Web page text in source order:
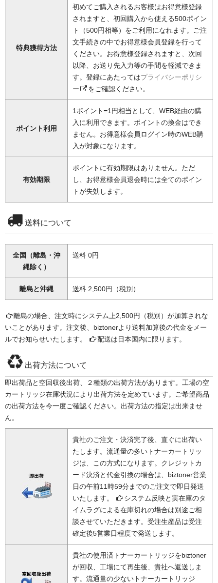
特典獲得方法
初めてご購入されるお客様はお得意様登録
されますと、初回購入から使える500ポイン
ト（500円相等）をご利用になれます。ご注
文手続きの中でお得意様会員登録を行って
ください。お得意様登録されますと、次回
以降、お送り先入力等の手間を軽減できま
す。登録にあたってはプライバシーポリシ
ー
をご確認ください。
ポイント利用
1ポイント=1円相当として、WEB経由の購
入に利用できます。ポイントの換金はでき
ません。お得意様会員ログイン時のWEB購
入が対象になります。
有効期限
ポイントに有効期限はありません。ただ
し、お得意様会員退会時には全てのポイン
トが失効します。
送料について
全国（離島・沖
縄除く）
送料 0円
離島と沖縄 送料 2,500円（税別）
離島の場合、注文時にシステム上2,500円（税別）が加算されな
いことがあります。注文後、biztonerより送料加算後の代金をメー
ルでお知らせいたします。
配送は日本国内に限ります。
出荷方法について
即出荷品と空回収後出荷、２種類の出荷方法があります。工場の空
カートリッジ在庫状況により出荷方法を定めています。ご希望商品
の出荷方法を今一度ご確認ください。出荷方法の指定は出来ませ
ん。
貴社のご注文・決済完了後、直ぐに出荷い
たします。流通量の多いトナーカートリッ
ジは、この方式になります。クレジットカ
ード決済と代金引換の場合は、biztoner営業
日の午前11時59分までのご注文で即日発送
いたします。
システム反映と実在庫のタ
イムラグによる在庫切れの場合は別途ご相
談させていただきます。受注生産品は受注
確定後5営業日程度で発送します。
貴社の使用済トナーカートリッジをbiztoner
が回収、工場にて再生後、貴社へ返送しま
す。流通量の少ないトナーカートリッジ